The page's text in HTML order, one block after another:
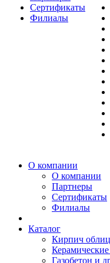
Сертификаты
Филиалы
О компании
О компании
Партнеры
Сертификаты
Филиалы
Каталог
Кирпич
Газобетон и